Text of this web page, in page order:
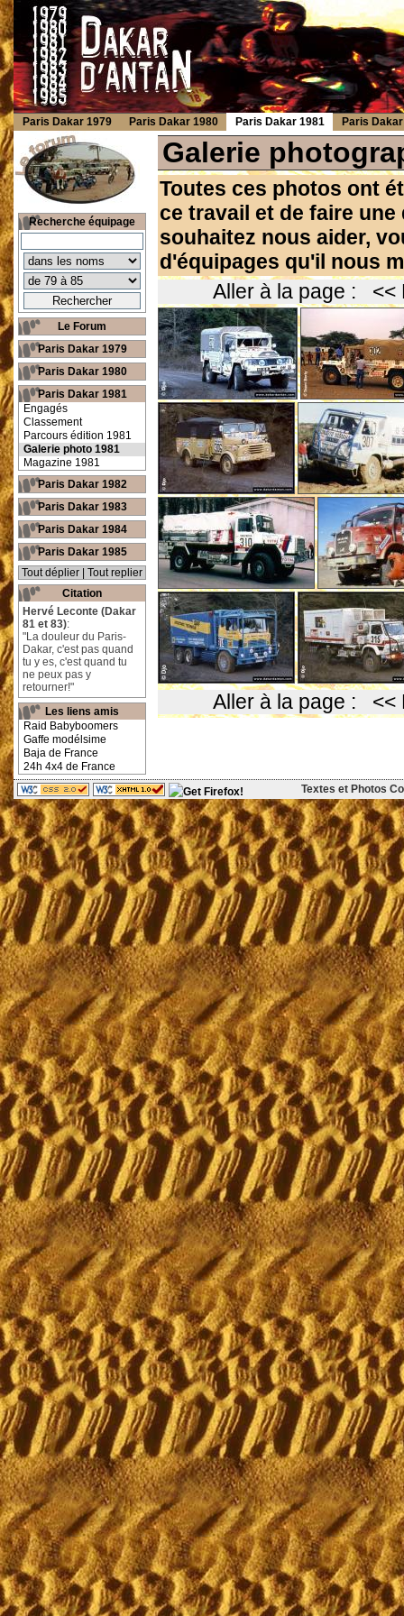
Galerie
Toutes ces photos ont
ce travail et de faire
souhaitez nous aider,
d'équipages qu'il nous
Aller à la page : <<
Aller à la page : <<
Recherche équipage
Le Forum
Paris Dakar 1979
Paris Dakar 1980
Paris Dakar 1981
Engagés
Classement
Parcours édition 1981
Galerie photo 1981
Magazine 1981
Paris Dakar 1982
Paris Dakar 1983
Paris Dakar 1984
Paris Dakar 1985
Tout déplier
Tout replier
Citation
Hervé Leconte (Dakar
81 et 83):
"La douleur du Paris-
Dakar, c'est pas quand
tu y es, c'est quand tu
ne peux pas y
retourner!"
Les liens amis
Raid Babyboomers
Gaffe modélsime
Baja de France
24h 4x4 de France
Paris Dakar 1979 Paris Dakar 1980 Paris Dakar 1981 Paris
Textes et Photos